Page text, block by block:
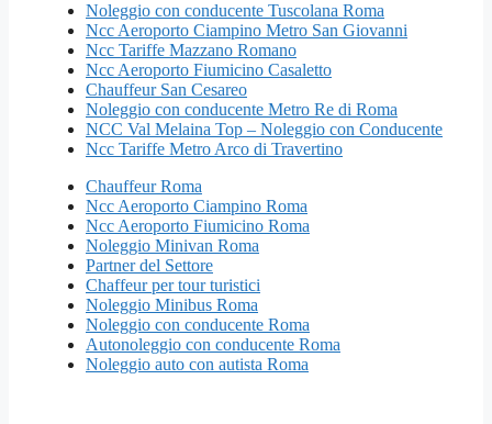
Noleggio con conducente Tuscolana Roma
Ncc Aeroporto Ciampino Metro San Giovanni
Ncc Tariffe Mazzano Romano
Ncc Aeroporto Fiumicino Casaletto
Chauffeur San Cesareo
Noleggio con conducente Metro Re di Roma
NCC Val Melaina Top – Noleggio con Conducente
Ncc Tariffe Metro Arco di Travertino
Chauffeur Roma
Ncc Aeroporto Ciampino Roma
Ncc Aeroporto Fiumicino Roma
Noleggio Minivan Roma
Partner del Settore
Chaffeur per tour turistici
Noleggio Minibus Roma
Noleggio con conducente Roma
Autonoleggio con conducente Roma
Noleggio auto con autista Roma